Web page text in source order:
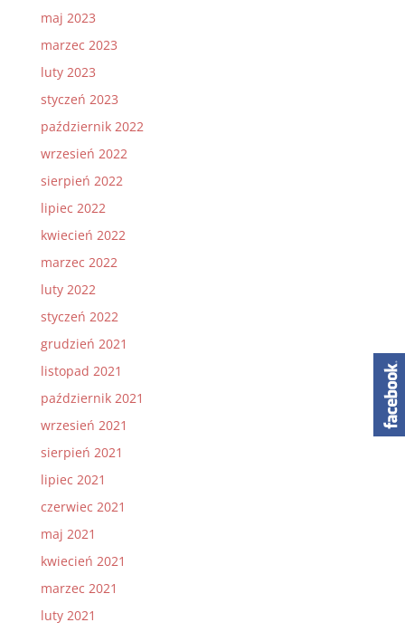
maj 2023
marzec 2023
luty 2023
styczeń 2023
październik 2022
wrzesień 2022
sierpień 2022
lipiec 2022
kwiecień 2022
marzec 2022
luty 2022
styczeń 2022
grudzień 2021
listopad 2021
październik 2021
wrzesień 2021
sierpień 2021
lipiec 2021
czerwiec 2021
maj 2021
kwiecień 2021
marzec 2021
luty 2021